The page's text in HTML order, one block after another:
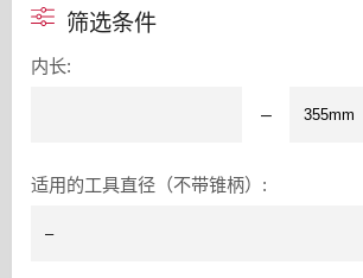
筛选条件
内长:
–
适用的工具直径（不带锥柄） :